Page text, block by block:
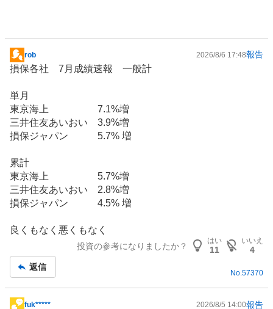
掲
示
記
事
rob 2026/8/6 17:48報告
損保各社 7月成績速報 一般計
単月
東京海上 7.1%増
三井住友あいおい 3.9%増
損保ジャパン 5.7% 増
累計
東京海上 5.7%増
三井住友あいおい 2.8%増
損保ジャパン 4.5% 増
良くもなく悪くもなく
投資の参考になりましたか？
はい
11
いいえ
4
返信
No.57370
fuk***** 2026/8/5 14:00報告